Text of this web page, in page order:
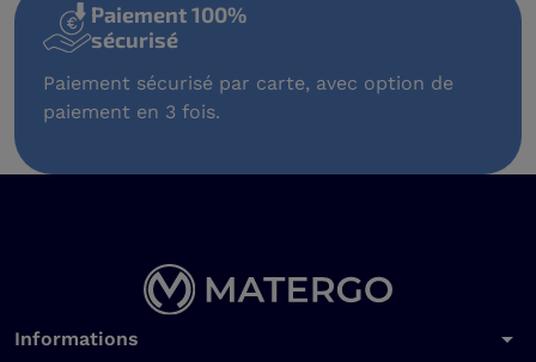
Paiement 100%
sécurisé
Paiement sécurisé par carte, avec option de
paiement en 3 fois.
Informations arrow_drop_down